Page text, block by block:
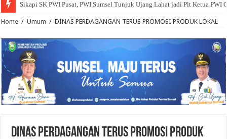
Sikapi SK PWI Pusat, PWI Sumsel Tunjuk Ujang Lahat jadi Plt Ketua PWI
Home / Umum / DINAS PERDAGANGAN TERUS PROMOSI PRODUK LOKAL
DINAS PERDAGANGAN TERUS PROMOSI PRODUK